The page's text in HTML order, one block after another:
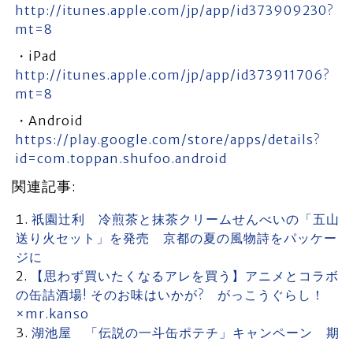
http://itunes.apple.com/jp/app/id373909230?
mt=8
・iPad
http://itunes.apple.com/jp/app/id373911706?
mt=8
・Android
https://play.google.com/store/apps/details?
id=com.toppan.shufoo.android
関連記事:
祇園辻利 冷煎茶と抹茶クリームせんべいの「五山
送り火セット」を発売 京都の夏の風物詩をパッケー
ジに
【思わず買いたくなるアレを買う】アニメとコラボ
の缶詰酒場! そのお味はいかが? がっこうぐらし！
×mr.kanso
湖池屋 「伝説の一斗缶ポテチ」キャンペーン 期